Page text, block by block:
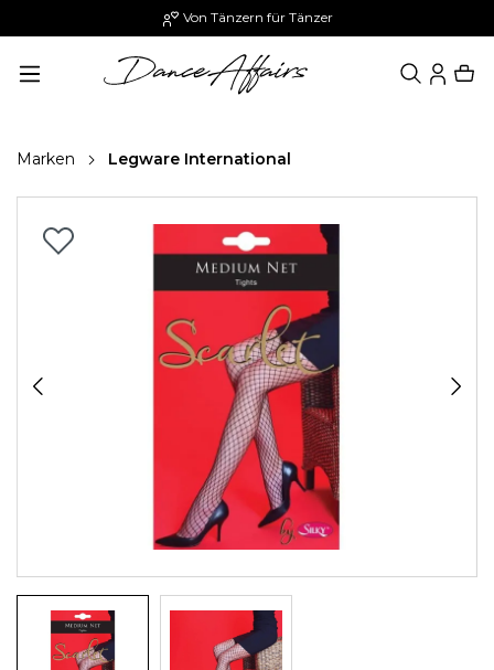
Von Tänzern für Tänzer
Marken Legware International